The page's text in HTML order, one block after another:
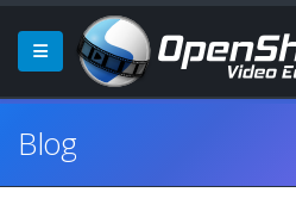
Blog